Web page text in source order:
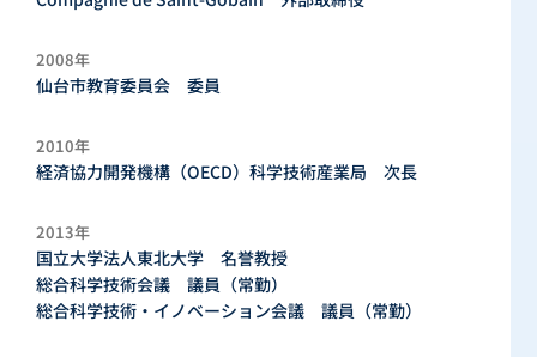
2008年
仙台市教育委員会 委員
2010年
経済協力開発機構（OECD）科学技術産業局 次長
2013年
国立大学法人東北大学 名誉教授
総合科学技術会議 議員（常勤）
総合科学技術・イノベーション会議 議員（常勤）